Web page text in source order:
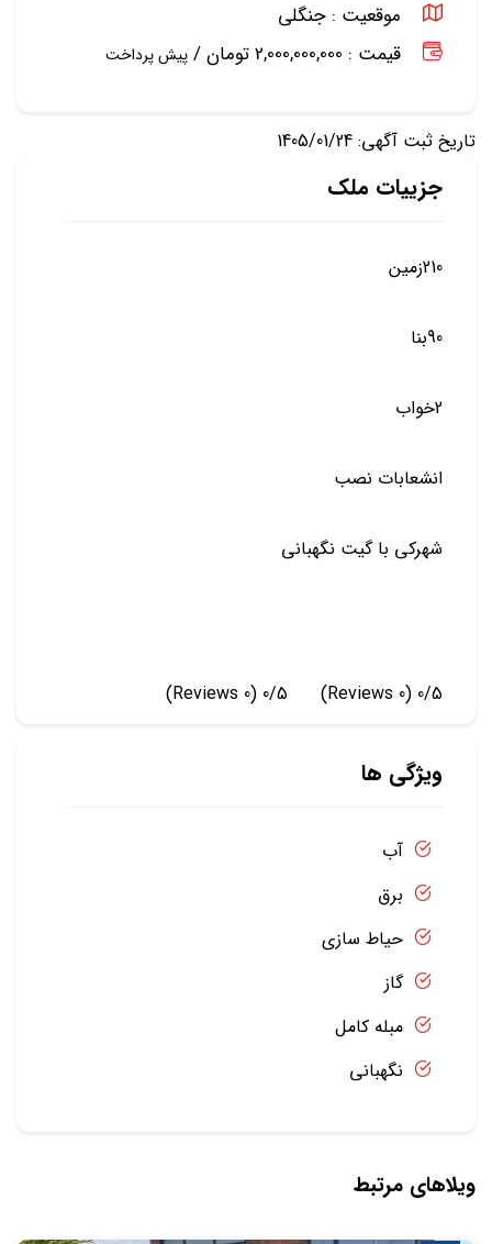
موقعیت : جنگلی
قیمت : 2,000,000,000 تومان /
پیش پرداخت
تاریخ ثبت آگهی: 1405/01/24
جزییات ملک
210زمین
90بنا
2خواب
انشعابات نصب
شهرکی با گیت نگهبانی
0/5
(0 Reviews)
0/5
(0 Reviews)
ویژگی ها
آب
برق
حیاط سازی
گاز
مبله کامل
نگهبانی
ویلاهای مرتبط